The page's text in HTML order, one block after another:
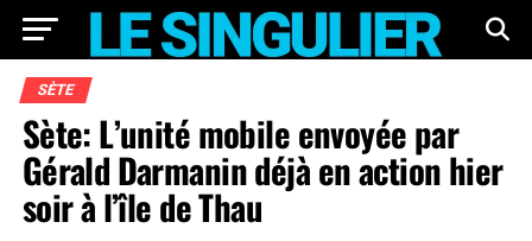
SÈTE
Sète: L’unité mobile envoyée par
Gérald Darmanin déjà en action hier
soir à l’île de Thau